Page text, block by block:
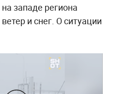
западе региона
и снег. О ситуации